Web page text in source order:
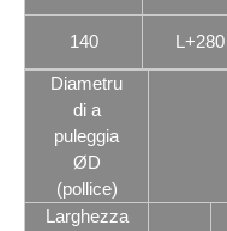
140 L+280
Diametru
di a
puleggia
ØD
(pollice)
Larghezza